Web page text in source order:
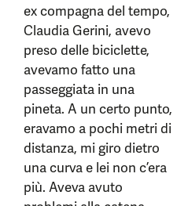
ex compagna del tempo,
Claudia Gerini, avevo
preso delle biciclette,
avevamo fatto una
passeggiata in una
pineta. A un certo punto,
eravamo a pochi metri di
distanza, mi giro dietro
una curva e lei non c’era
più. Aveva avuto